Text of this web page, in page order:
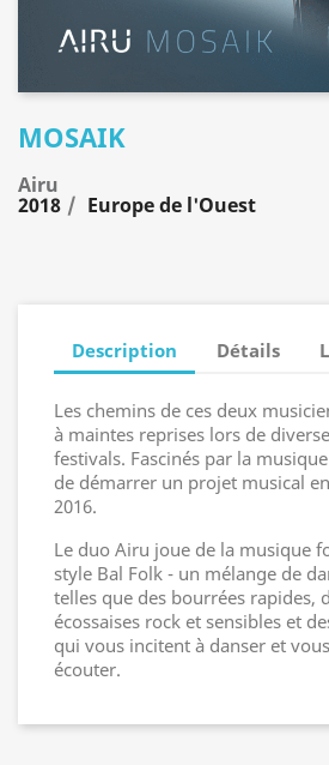
MOSAIK
Airu
2018 Europe de l'Ouest
Description Détails
Les chemins de ces deux
à maintes reprises lors de
festivals. Fascinés par la
de démarrer un projet musical
2016.
Le duo Airu joue de la musique
style Bal Folk - un mélange de
telles que des bourrées rapides,
écossaises rock et sensibles et
qui vous incitent à danser et
écouter.